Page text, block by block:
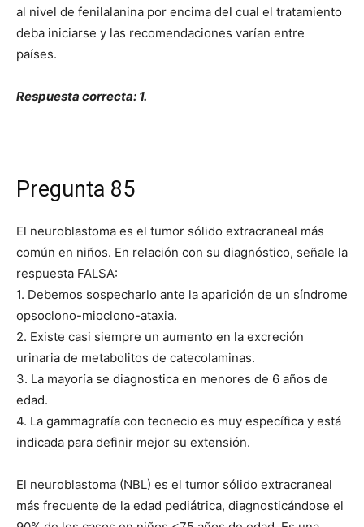
al nivel de fenilalanina por encima del cual el tratamiento
deba iniciarse y las recomendaciones varían entre
países.
Respuesta correcta: 1.
Pregunta 85
El neuroblastoma es el tumor sólido extracraneal más
común en niños. En relación con su diagnóstico, señale la
respuesta FALSA:
1. Debemos sospecharlo ante la aparición de un síndrome
opsoclono-mioclono-ataxia.
2. Existe casi siempre un aumento en la excreción
urinaria de metabolitos de catecolaminas.
3. La mayoría se diagnostica en menores de 6 años de
edad.
4. La gammagrafía con tecnecio es muy específica y está
indicada para definir mejor su extensión.
El neuroblastoma (NBL) es el tumor sólido extracraneal
más frecuente de la edad pediátrica, diagnosticándose el